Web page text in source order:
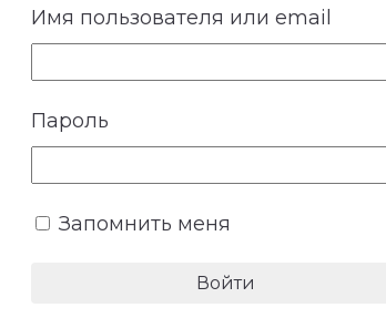
Бесплатный онлайн-
диаграмме и откроет доступ к
Имя пользователя или email
Пароль
Запомнить меня